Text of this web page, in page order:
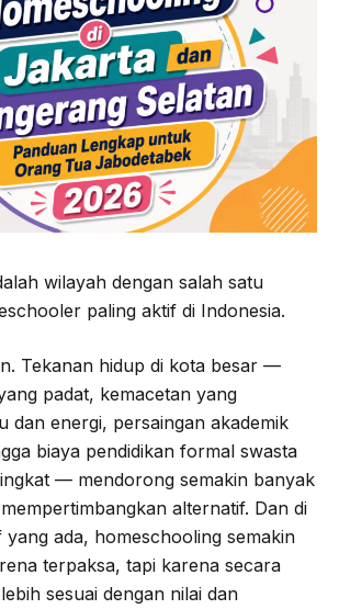
wilayah dengan salah satu
paling aktif di Indonesia.
Tekanan hidup di kota besar —
padat, kemacetan yang
dan energi, persaingan akademik
biaya pendidikan formal swasta
— mendorong semakin banyak
alternatif. Dan di
ada, homeschooling semakin
terpaksa, tapi karena secara
sesuai dengan nilai dan